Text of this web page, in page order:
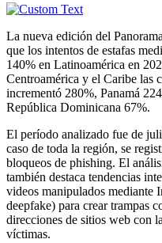
La nueva edición del
que los intentos de estafas
140% en Latinoamérica en
Centroamérica y el Caribe las
incrementó 280%, Panamá
República Dominicana 67%.
El período analizado fue de
caso de toda la región, se
bloqueos de phishing. El
también destaca tendencias
videos manipulados
deepfake) para crear trampas
direcciones de sitios web con
víctimas.